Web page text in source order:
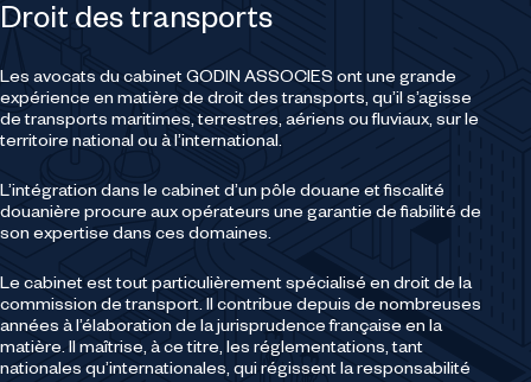
Droit des transports
Les avocats du cabinet GODIN ASSOCIES ont une grande
expérience en matière de droit des transports, qu’il s’agisse
de transports maritimes, terrestres, aériens ou fluviaux, sur le
territoire national ou à l’international.
L’intégration dans le cabinet d’un pôle douane et fiscalité
douanière procure aux opérateurs une garantie de fiabilité de
son expertise dans ces domaines.
Le cabinet est tout particulièrement spécialisé en droit de la
commission de transport. Il contribue depuis de nombreuses
années à l’élaboration de la jurisprudence française en la
matière. Il maîtrise, à ce titre, les réglementations, tant
nationales qu’internationales, qui régissent la responsabilité